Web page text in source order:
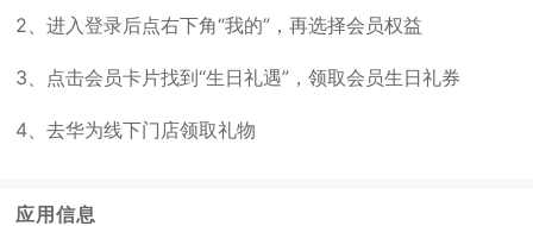
2、进入登录后点右下角“我的”，再选择会员权益
3、点击会员卡片找到“生日礼遇”，领取会员生日礼券
4、去华为线下门店领取礼物
应用信息